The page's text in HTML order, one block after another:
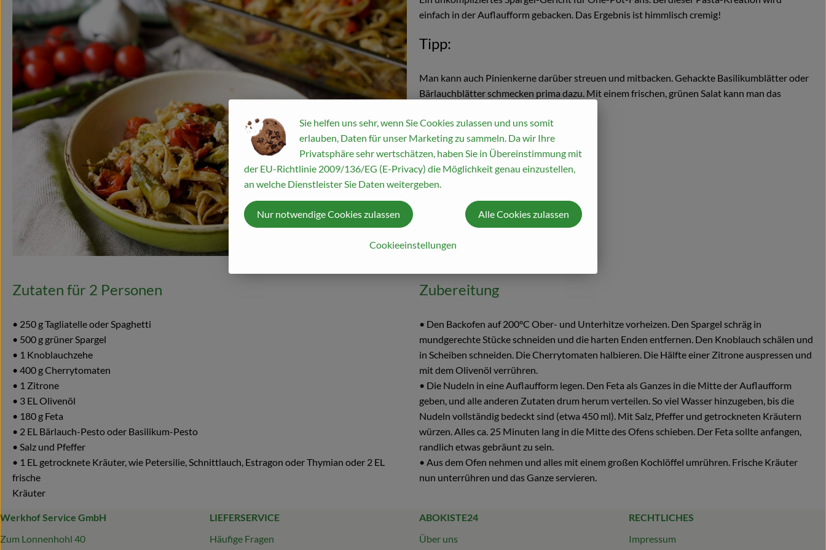
einfach in der Auflaufform gebacken. Das Ergebnis ist himmlisch cremig!
Tipp:
Man kann auch Pinienkerne darüber streuen und mitbacken. Gehackte Basilikumblätter oder
Bärlauchblätter schmecken prima dazu. Mit einem frischen, grünen Salat kann man das
Zutaten für 2 Personen
• 250 g Tagliatelle oder Spaghetti
• 500 g grüner Spargel
• 1 Knoblauchzehe
• 400 g Cherrytomaten
• 1 Zitrone
• 3 EL Olivenöl
• 180 g Feta
• 2 EL Bärlauch-Pesto oder Basilikum-Pesto
• Salz und Pfeffer
• 1 EL getrocknete Kräuter, wie Petersilie, Schnittlauch, Estragon oder Thymian oder 2 EL
frische
Kräuter
Zubereitung
• Den Backofen auf 200°C Ober- und Unterhitze vorheizen. Den Spargel schräg in
mundgerechte Stücke schneiden und die harten Enden entfernen. Den Knoblauch schälen und
in Scheiben schneiden. Die Cherrytomaten halbieren. Die Hälfte einer Zitrone auspressen und
mit dem Olivenöl verrühren.
• Die Nudeln in eine Auflaufform legen. Den Feta als Ganzes in die Mitte der Auflaufform
geben, und alle anderen Zutaten drum herum verteilen. So viel Wasser hinzugeben, bis die
Nudeln vollständig bedeckt sind (etwa 450 ml). Mit Salz, Pfeffer und getrockneten Kräutern
würzen. Alles ca. 25 Minuten lang in die Mitte des Ofens schieben. Der Feta sollte anfangen,
randlich etwas gebräunt zu sein.
• Aus dem Ofen nehmen und alles mit einem großen Kochlöffel umrühren. Frische Kräuter
nun unterrühren und das Ganze servieren.
Werkhof Service GmbH
Zum Lonnenhohl 40
LIEFERSERVICE
Häufige Fragen
ABOKISTE24
Über uns
RECHTLICHES
Impressum
Sie helfen uns sehr, wenn Sie Cookies zulassen und uns somit
erlauben, Daten für unser Marketing zu sammeln. Da wir Ihre
Privatsphäre sehr wertschätzen, haben Sie in Übereinstimmung mit
der EU-Richtlinie 2009/136/EG (E-Privacy) die Möglichkeit genau einzustellen,
an welche Dienstleister Sie Daten weitergeben.
Cookieeinstellungen
Nur notwendige Cookies zulassen Alle Cookies zulassen